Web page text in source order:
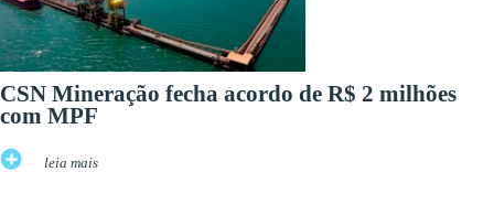
CSN Mineração fecha acordo de R$ 2 milhões
com MPF
leia mais